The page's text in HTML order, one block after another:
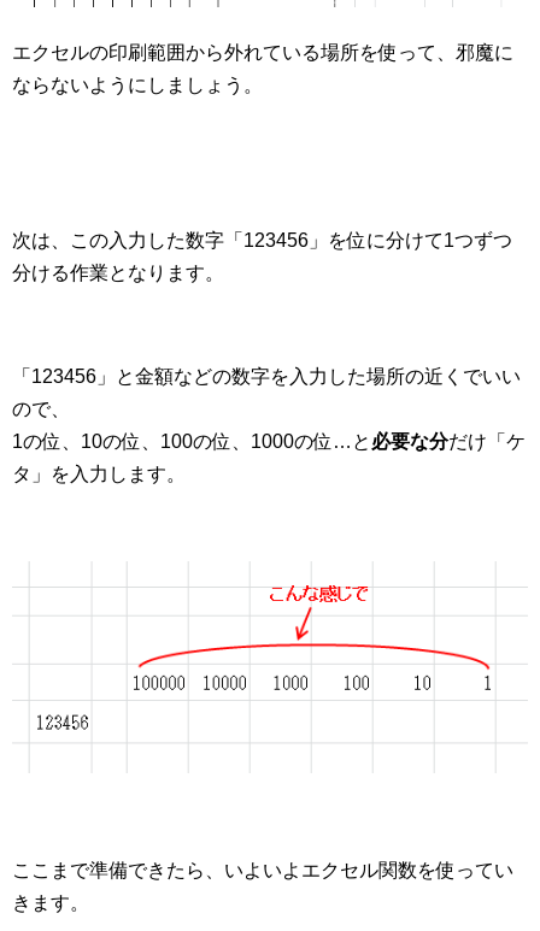
エクセルの印刷範囲から外れている場所を使って、邪魔に
ならないようにしましょう。
次は、この入力した数字「123456」を位に分けて1つずつ
分ける作業となります。
「123456」と金額などの数字を入力した場所の近くでいい
ので、
1の位、10の位、100の位、1000の位…と 必要な分だけ「ケ
タ」を入力します。
ここまで準備できたら、いよいよエクセル関数を使ってい
きます。